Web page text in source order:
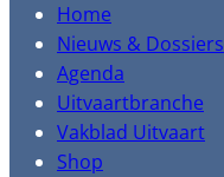
Home
Nieuws & Dossiers
Agenda
Uitvaartbranche
Vakblad Uitvaart
Shop